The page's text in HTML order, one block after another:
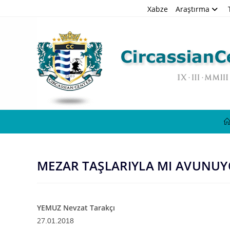
Xabze Araştırma
MEZAR TAŞLARIYLA MI
YEMUZ Nevzat Tarakçı
27 .01.2018